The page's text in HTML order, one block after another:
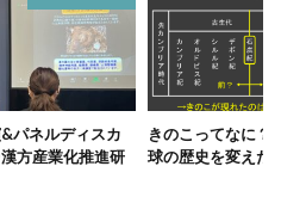
パネルディスカ
方産業化推進研
きのこってなに
球の歴史を変えた